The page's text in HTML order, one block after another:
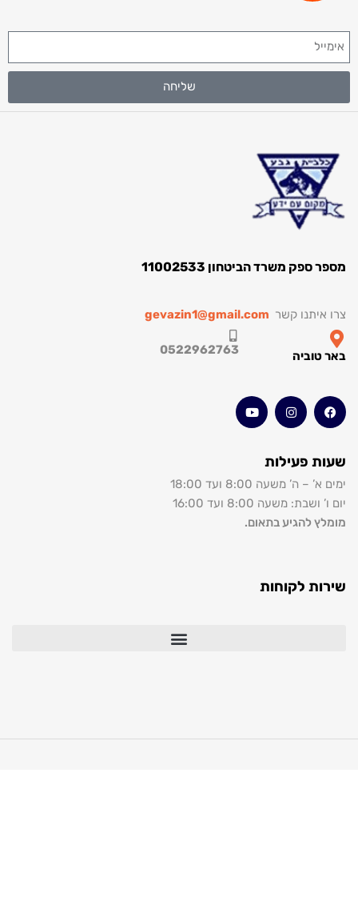
שליחה
משרד הביטחון 11002533
קשרgevazin1@gmail.com
0522962763
פעילות
– ה’ משעה 8:00 ועד 18:00
משעה 8:00 ועד 16:00
להגיע בתאום.
לקוחות